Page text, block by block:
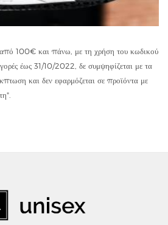
100€ και πάνω, με τη χρήση του κωδικού
έως 31/10/2022, δε συμψηφίζεται με τα
και δεν εφαρμόζεται σε προϊόντα με